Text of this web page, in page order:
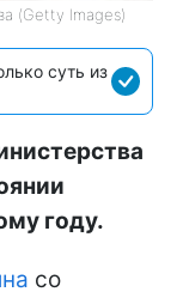
(Getty Images)
суть из
году.
со